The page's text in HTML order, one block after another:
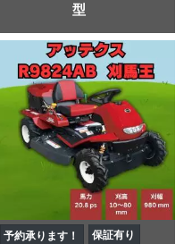
型
予約承ります！
保証有り